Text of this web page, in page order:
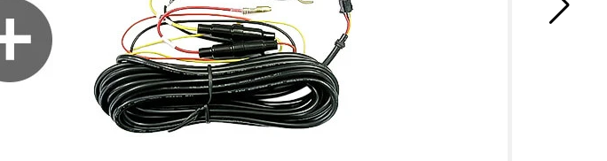
タバース
人気
カテゴリ
アウトレット
駐車監視機能 標準搭載
駐車監視セット
大口注文はこちら
こちら
詳しくはこちら 詳しくはこ
・トピックス